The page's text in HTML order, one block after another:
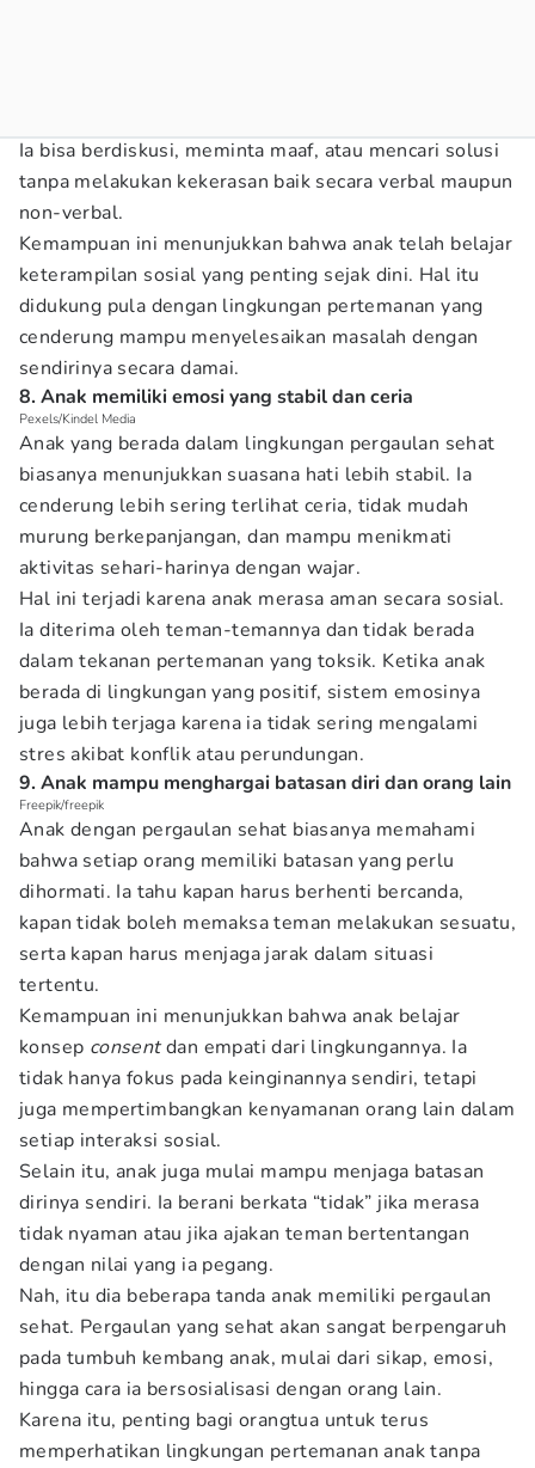
Ia bisa berdiskusi, meminta maaf, atau mencari solusi
tanpa melakukan kekerasan baik secara verbal maupun
non-verbal.
Kemampuan ini menunjukkan bahwa anak telah belajar
keterampilan sosial yang penting sejak dini. Hal itu
didukung pula dengan lingkungan pertemanan yang
cenderung mampu menyelesaikan masalah dengan
sendirinya secara damai.
8. Anak memiliki emosi yang stabil dan ceria
Pexels/Kindel Media
Anak yang berada dalam lingkungan pergaulan sehat
biasanya menunjukkan suasana hati lebih stabil. Ia
cenderung lebih sering terlihat ceria, tidak mudah
murung berkepanjangan, dan mampu menikmati
aktivitas sehari-harinya dengan wajar.
Hal ini terjadi karena anak merasa aman secara sosial.
Ia diterima oleh teman-temannya dan tidak berada
dalam tekanan pertemanan yang toksik. Ketika anak
berada di lingkungan yang positif, sistem emosinya
juga lebih terjaga karena ia tidak sering mengalami
stres akibat konflik atau perundungan.
9. Anak mampu menghargai batasan diri dan orang lain
Freepik/freepik
Anak dengan pergaulan sehat biasanya memahami
bahwa setiap orang memiliki batasan yang perlu
dihormati. Ia tahu kapan harus berhenti bercanda,
kapan tidak boleh memaksa teman melakukan sesuatu,
serta kapan harus menjaga jarak dalam situasi
tertentu.
Kemampuan ini menunjukkan bahwa anak belajar
konsep consentdan empati dari lingkungannya. Ia
tidak hanya fokus pada keinginannya sendiri, tetapi
juga mempertimbangkan kenyamanan orang lain dalam
setiap interaksi sosial.
Selain itu, anak juga mulai mampu menjaga batasan
dirinya sendiri. Ia berani berkata “tidak” jika merasa
tidak nyaman atau jika ajakan teman bertentangan
dengan nilai yang ia pegang.
Nah, itu dia beberapa tanda anak memiliki pergaulan
sehat. Pergaulan yang sehat akan sangat berpengaruh
pada tumbuh kembang anak, mulai dari sikap, emosi,
hingga cara ia bersosialisasi dengan orang lain.
Karena itu, penting bagi orangtua untuk terus
memperhatikan lingkungan pertemanan anak tanpa